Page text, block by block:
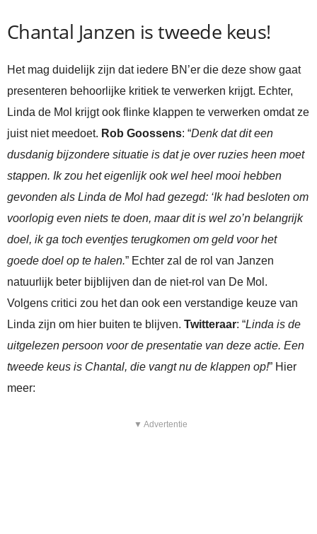
Chantal Janzen is tweede keus!
Het mag duidelijk zijn dat iedere BN’er die deze show gaat
presenteren behoorlijke kritiek te verwerken krijgt. Echter,
Linda de Mol krijgt ook flinke klappen te verwerken omdat ze
juist niet meedoet. Rob Goossens: “Denk dat dit een
dusdanig bijzondere situatie is dat je over ruzies heen moet
stappen. Ik zou het eigenlijk ook wel heel mooi hebben
gevonden als Linda de Mol had gezegd: ‘Ik had besloten om
voorlopig even niets te doen, maar dit is wel zo’n belangrijk
doel, ik ga toch eventjes terugkomen om geld voor het
goede doel op te halen.” Echter zal de rol van Janzen
natuurlijk beter bijblijven dan de niet-rol van De Mol.
Volgens critici zou het dan ook een verstandige keuze van
Linda zijn om hier buiten te blijven. Twitteraar: “Linda is de
uitgelezen persoon voor de presentatie van deze actie. Een
tweede keus is Chantal, die vangt nu de klappen op!” Hier
meer:
▼ Advertentie